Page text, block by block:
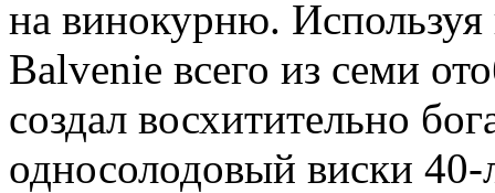
на винокурню.
Balvenie всего из семи
создал восхитительно
односолодовый виски